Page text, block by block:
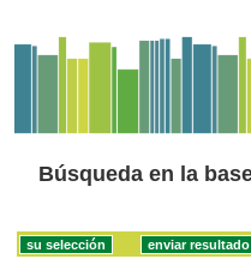
Búsqueda en la